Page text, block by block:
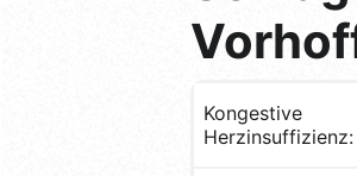
Kongestive
Herzinsuffizienz: